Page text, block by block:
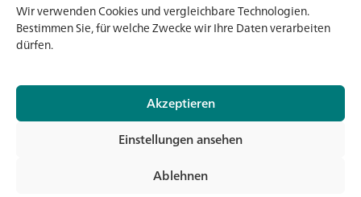
Wir verwenden Cookies und vergleichbare Technologien.
Bestimmen Sie, für welche Zwecke wir Ihre Daten verarbeiten
dürfen.
Akzeptieren
Ablehnen
Einstellungen ansehen
Newsletter
Newsletter
© 2026 Banholzer AG
Impressum
Datenschutz